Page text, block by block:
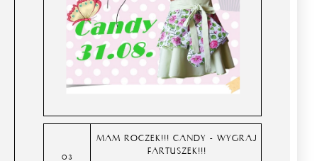
MAM ROCZEK!!! CANDY - WYGRAJ
FARTUSZEK!!!